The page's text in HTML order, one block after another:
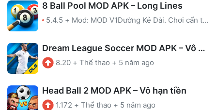
8 Ball Pool MOD APK – Long Lines
5.4.5 + Mod: MOD V1Đường Kẻ Dài. Chơi cẩn thận, để tránh bị cấm!MOD V2Hiển thị hướng dẫn kẻ trong phòng không có hướng dẫn.MOD V3Hiển thị hướng dẫn kẻ trong phòng không có hướng dẫn.Chống cấmLeague được kích hoạt
Dream League Soccer MOD APK – Vô hạn tiền
8.20 + Thể thao + 5 năm ago
Head Ball 2 MOD APK – Vô hạn tiền
1.172 + Thể thao + 5 năm ago